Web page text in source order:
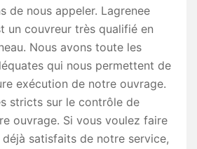
de nous appeler. Lagrenee
un couvreur très qualifié en
Nous avons toute les
qui nous permettent de
exécution de notre ouvrage.
stricts sur le contrôle de
ouvrage. Si vous voulez faire
satisfaits de notre service,